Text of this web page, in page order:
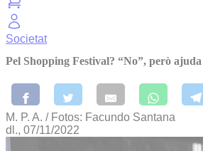
Societat
Pel Shopping Festival? “No”, però ajuda
M. P. A. / Fotos: Facundo Santana
dl., 07/11/2022